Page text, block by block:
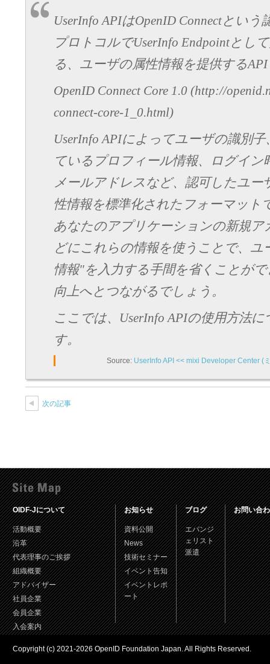
UserInfo APIはOpenID Connectという
プロトコルでUserInfo Endpointとし
る、ユーザの属性情報を提供する
OpenID Connect Core 1.0 (http://
connect-core-1_0.html)
UserInfo APIによってユーザの識別
ているプロフィール情報、ログイン
メールアドレスなど、認可したユー
性情報を標準化されたフォーマット
あなたのアプリケーションの新規ア
どにこれらの情報を使うことで、ユ
情報"を入力する手間を省くことが
向上へとつながるでしょう。
ここでは、UserInfo APIの使用方法
す。
Source: UserInfo API << mixi Developer Center (
次の記事
OIDF-Jについて
活動概要
沿革
代表理事のご挨拶
組織概要
アドバイザー
社員企業
会員企業
入会案内
お知らせ
資料公開
News
技術セミナー
イベント告知
イベントレポ
ート
ブログ
エバンジ
ェリスト
派遣
お問い合
Copyright (c) 2021-2026 OpenID Foundation Japan. All Rights Reserved.